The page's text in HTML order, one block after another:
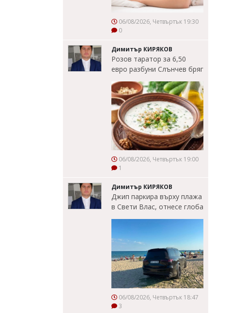
06/08/2026, Четвъртък 19:30
0
Димитър КИРЯКОВ
Розов таратор за 6,50
евро разбуни Слънчев бряг
06/08/2026, Четвъртък 19:00
1
Димитър КИРЯКОВ
Джип паркира върху плажа
в Свети Влас, отнесе глоба
06/08/2026, Четвъртък 18:47
3